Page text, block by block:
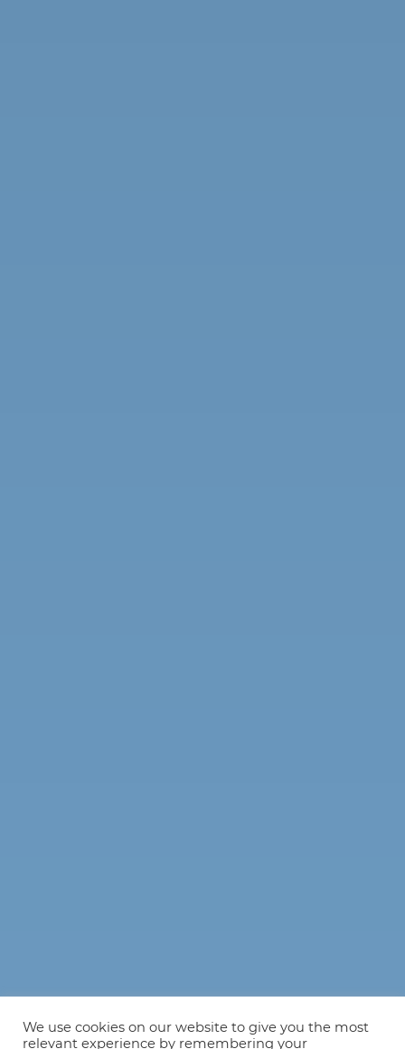
We use cookies on our website to give you the most
relevant experience by remembering your